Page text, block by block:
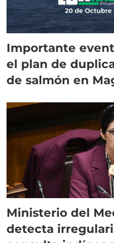
Importante
el plan de
de salmón en
Ministerio del
detecta